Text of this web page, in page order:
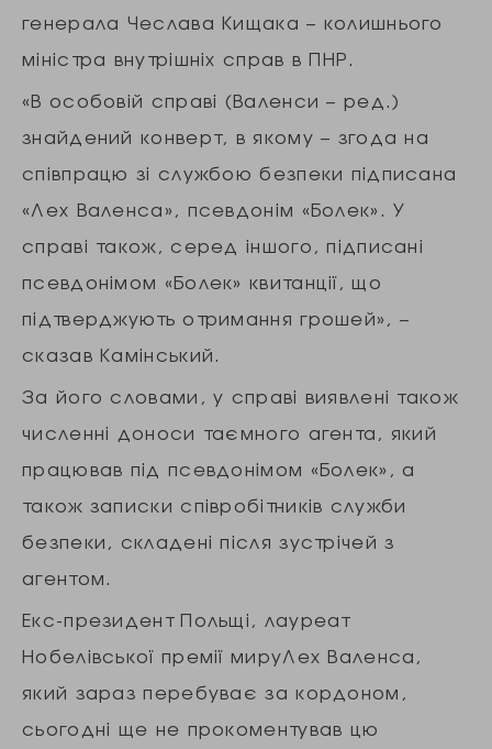
генерала Чеслава Кищака – колишнього
міністра внутрішніх справ в ПНР.
«В особовій справі (Валенси – ред.)
знайдений конверт, в якому – згода на
співпрацю зі службою безпеки підписана
«Лех Валенса», псевдонім «Болек». У
справі також, серед іншого, підписані
псевдонімом «Болек» квитанції, що
підтверджують отримання грошей», –
сказав Камінський.
За його словами, у справі виявлені також
численні доноси таємного агента, який
працював під псевдонімом «Болек», а
також записки співробітників служби
безпеки, складені після зустрічей з
агентом.
Екс-президент Польщі, лауреат
Нобелівської премії мируЛех Валенса,
який зараз перебуває за кордоном,
сьогодні ще не прокоментував цю